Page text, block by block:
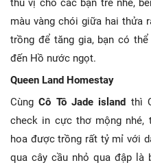
thú vị cho các bạn trẻ nhé,
màu vàng chói giữa hai thửa
trồng để tăng gia, bạn có
đến Hồ nước ngọt.
Queen Land Homestay
CùngCô Tô Jade island thì
check in cực thơ mộng nhé,
hoa được trồng rất tỷ mỉ với
qua cây cầu nhỏ qua đập là